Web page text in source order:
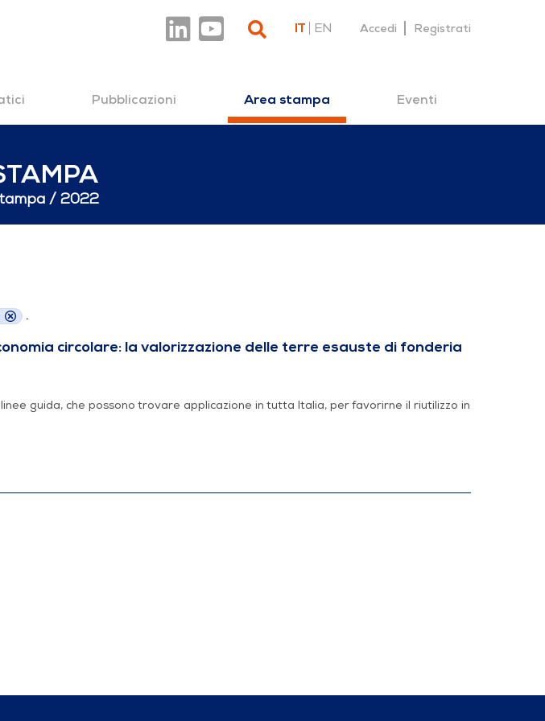
IT EN Accedi Registrati
Pubblicazioni Area stampa Eventi
2022
.
circolare: la valorizzazione delle terre esauste di fonderia
guida, che possono trovare applicazione in tutta Italia, per favorirne il riutilizzo in